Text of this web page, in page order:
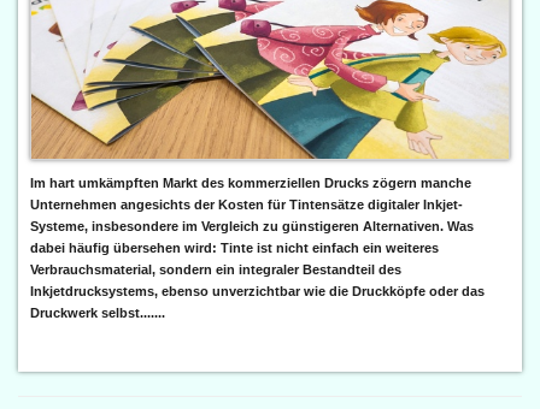
Im hart umkämpften Markt des kommerziellen Drucks zögern manche
Unternehmen angesichts der Kosten für Tintensätze digitaler Inkjet-
Systeme, insbesondere im Vergleich zu günstigeren Alternativen. Was
dabei häufig übersehen wird: Tinte ist nicht einfach ein weiteres
Verbrauchsmaterial, sondern ein integraler Bestandteil des
Inkjetdrucksystems, ebenso unverzichtbar wie die Druckköpfe oder das
Druckwerk selbst.......